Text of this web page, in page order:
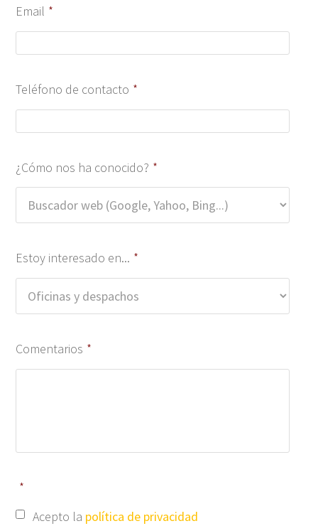
Email *
Teléfono de contacto *
¿Cómo nos ha conocido? *
Estoy interesado en... *
Comentarios *
*
Acepto la política de privacidad